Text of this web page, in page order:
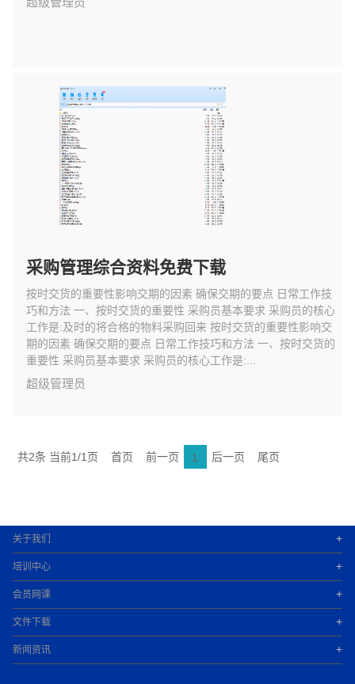
采购管理综合资料免费下载
按时交货的重要性影响交期的因素 确保交期的要点 日常工作技
巧和方法 一、按时交货的重要性 采购员基本要求 采购员的核心
工作是:及时的将合格的物料采购回来 按时交货的重要性影响交
期的因素 确保交期的要点 日常工作技巧和方法 一、按时交货的
重要性 采购员基本要求 采购员的核心工作是:...
超级管理员
共2条 当前1/1页 首页 前一页 1 后一页 尾页
关于我们 +
培训中心 +
会员网课 +
文件下载 +
新闻资讯 +